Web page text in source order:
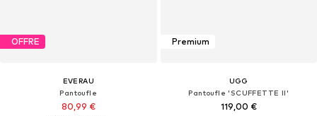
OFFRE
EVERAU
Pantoufle
80,99 €
Premium
UGG
Pantoufle 'SCUFFETTE II'
119,00 €